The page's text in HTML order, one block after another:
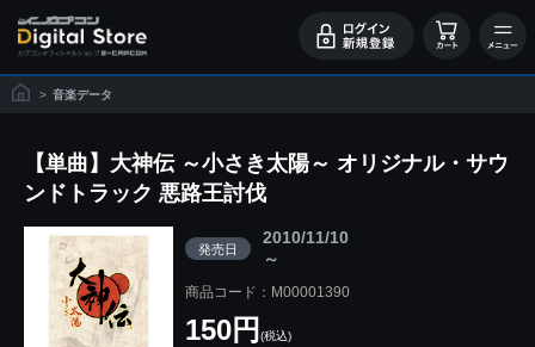
> 音楽データ
【単曲】大神伝 ～小さき太陽～ オリジナル・サウ
ンドトラック 悪路王討伐
発売日
2010/11/10
～
商品コード：M00001390
150円 (税込)